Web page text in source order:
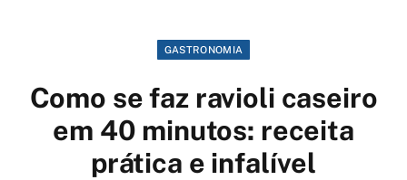
GASTRONOMIA
Como se faz ravioli caseiro
em 40 minutos: receita
prática e infalível